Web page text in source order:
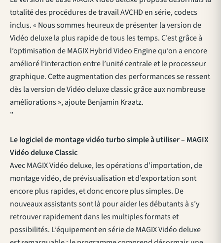
totalité des procédures de travail AVCHD en série, codecs
inclus. « Nous sommes heureux de présenter la version de
Vidéo deluxe la plus rapide de tous les temps. C’est grâce à
l’optimisation de MAGIX Hybrid Video Engine qu’on a encore
amélioré l’interaction entre l’unité centrale et le processeur
graphique. Cette augmentation des performances se ressent
dès la version de Vidéo deluxe classic grâce aux nombreuse
améliorations », ajoute Benjamin Kraatz.
”
Le logiciel de montage vidéo turbo simple à utiliser – MAGIX
Vidéo deluxe Classic
Avec MAGIX Vidéo deluxe, les opérations d’importation, de
montage vidéo, de prévisualisation et d’exportation sont
encore plus rapides, et donc encore plus simples. De
nouveaux assistants sont là pour aider les débutants à s’y
retrouver rapidement dans les multiples formats et
possibilités. L’équipement en série de MAGIX Vidéo deluxe